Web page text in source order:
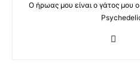
Ο ήρωας μου είναι ο γάτος μου